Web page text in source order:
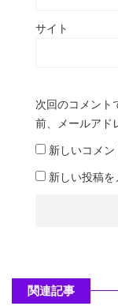
サイト
次回のコメント
前、メールアド
新しいコメ
新しい投稿を
関連記事